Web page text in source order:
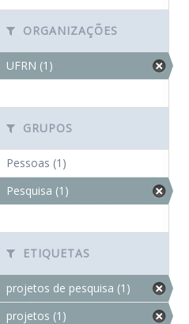
ORGANIZAÇÕES
UFRN (1)
GRUPOS
Pessoas (1)
Pesquisa (1)
ETIQUETAS
projetos de pesquisa (1)
projetos (1)